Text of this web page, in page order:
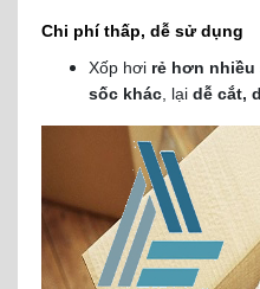
Chi phí thấp, dễ sử dụng
Xốp hơi rẻ hơn
sốc khác , lại dễ cắt,